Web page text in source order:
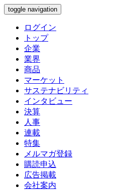
toggle navigation
ログイン
トップ
企業
業界
商品
マーケット
サステナビリティ
インタビュー
決算
人事
連載
特集
メルマガ登録
購読申込
広告掲載
会社案内